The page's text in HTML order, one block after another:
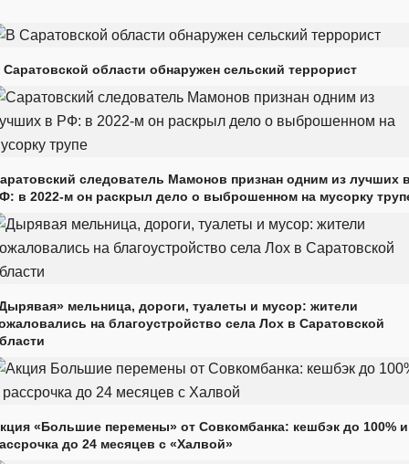
Саратовской области обнаружен сельский террорист
следователь Мамонов признан одним из лучших
в 2022-м он раскрыл дело о выброшенном на мусорку
мельница, дороги, туалеты и мусор: жители
на благоустройство села Лох в Саратовской
«Большие перемены» от Совкомбанка: кешбэк до 100% и
до 24 месяцев с «Халвой»